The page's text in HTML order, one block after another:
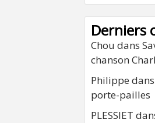
Derniers
Chou dans
chanson
Philippe dans
porte-pailles
PLESSIET